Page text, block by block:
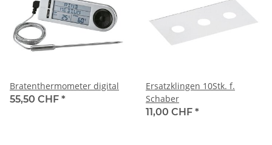
Bratenthermometer digital
55,50 CHF *
Ersatzklingen 10Stk. f.
Schaber
11,00 CHF *